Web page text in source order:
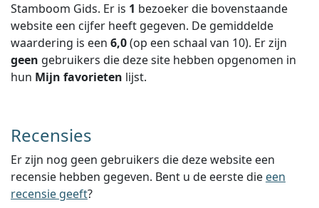
Stamboom Gids. Er is 1 bezoeker die bovenstaande
website een cijfer heeft gegeven. De gemiddelde
waardering is een 6,0(op een schaal van 10). Er zijn
geen gebruikers die deze site hebben opgenomen in
hun Mijn favorieten lijst.
Recensies
Er zijn nog geen gebruikers die deze website een
recensie hebben gegeven. Bent u de eerste die een
recensie geeft?